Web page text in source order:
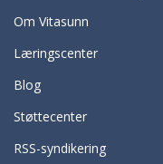
Om Vitasunn
Læringscenter
Blog
Støttecenter
RSS-syndikering